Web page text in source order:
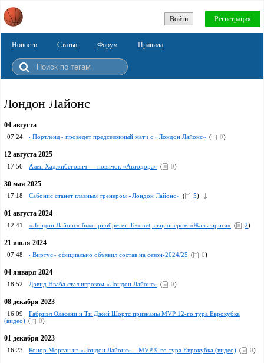
Войти Регистрация
Новости Статьи Форум Правила
Лондон Лайонс
04 августа
07:24 «Портленд» проведет предсезонный матч с «Лондон Лайонс» ( 0)
12 августа 2025
17:56 Ален Хаджибегович — новичок «Автодора» ( 0)
30 мая 2025
17:18 Сабонис станет главным тренером «Лондон Лайонс» ( 5)
01 августа 2024
12:41 «Лондон Лайонс» был приобретен Tesonet, акционером «Жальгирисa» ( 2)
21 июля 2024
07:48 «Виртус» официально объявил состав на сезон-2024/25 ( 0)
04 января 2024
18:52 Дэвид Нваба стал игроком «Лондон Лайонс» ( 0)
08 декабря 2023
16:09
Габриэл Оласени и Ти Джей Шортс признаны MVP 12-го тура Еврокубка
(видео) ( 0)
01 декабря 2023
16:23 Конор Морган из «Лондон Лайонс» – MVP 9-го тура Еврокубка (видео) ( 0)